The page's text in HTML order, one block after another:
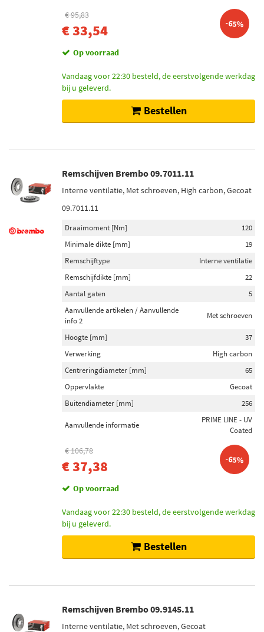
€ 95,83
€ 33,54 -65%
Op voorraad
Vandaag voor 22:30 besteld, de eerstvolgende werkdag
bij u geleverd.
Bestellen
Remschijven Brembo 09.7011.11
Interne ventilatie, Met schroeven, High carbon, Gecoat
09.7011.11
Draaimoment [Nm]
120
Minimale dikte [mm]
19
Remschijftype
Interne ventilatie
Remschijfdikte [mm]
22
Aantal gaten
5
Aanvullende artikelen / Aanvullende
info 2
Met schroeven
Hoogte [mm]
37
Verwerking
High carbon
Centreringdiameter [mm]
65
Oppervlakte
Gecoat
Buitendiameter [mm]
256
Aanvullende informatie
PRIME LINE - UV
Coated
€ 106,78
€ 37,38 -65%
Op voorraad
Vandaag voor 22:30 besteld, de eerstvolgende werkdag
bij u geleverd.
Bestellen
Remschijven Brembo 09.9145.11
Interne ventilatie, Met schroeven, Gecoat